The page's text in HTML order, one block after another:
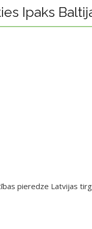
Ipaks
pieredze Latvijas